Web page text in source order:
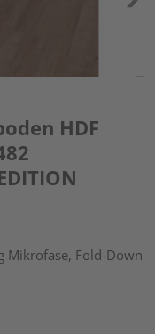
HDF
Mikrofase, Fold-Down